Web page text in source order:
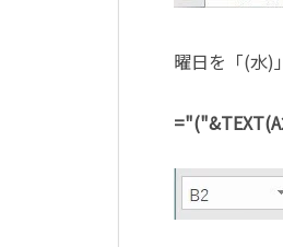
曜日を「(水)